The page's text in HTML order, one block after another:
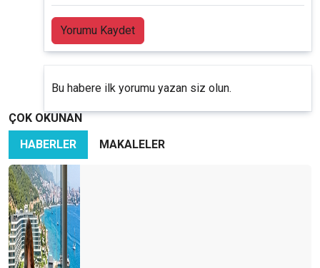
Yorumu Kaydet
Bu habere ilk yorumu yazan siz olun.
ÇOK OKUNAN
HABERLER
MAKALELER